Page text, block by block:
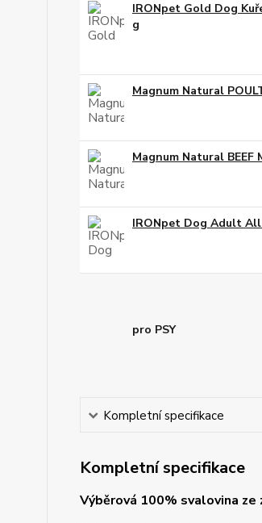
IRONpet Gold Dog
g
Magnum Natural
Magnum Natural BEEF
IRONpet Dog Adult
pro PSY
Kompletní specifikace
Kompletní specifikace
Výběrová 100% svalovina ze